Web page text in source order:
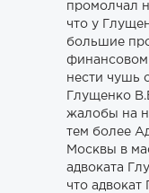
промолчал
что у
большие
финансовом
нести чушь
Глущенко
жалобы на
тем более
Москвы в
адвоката
что